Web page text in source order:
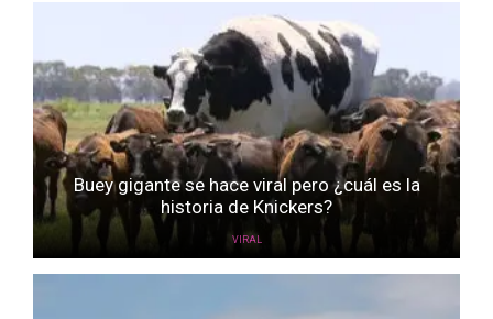
Buey gigante se hace viral pero ¿cuál es la
historia de Knickers?
VIRAL